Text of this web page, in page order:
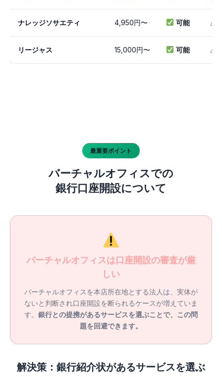
ナレッジソサエティ 4,950円〜 可能 △
リージャス 15,000円〜 可能 △
最重要ポイント
バーチャルオフィスでの
銀行口座開設について
バーチャルオフィスは口座開設の審査が厳
しい
バーチャルオフィスを本店所在地とする法人は、実体が
ないと判断され口座開設を断られるケースが増えていま
す。 銀行との提携があるサービスを選ぶことで、この問
題を回避できます。
解決策：銀行紹介状があるサービスを選ぶ